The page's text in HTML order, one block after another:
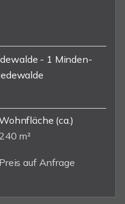
- 1 Minden-
(ca.)
240 m²
Preis auf Anfrage